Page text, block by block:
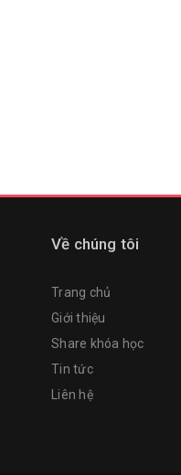
Về chúng tôi
Trang chủ
Giới thiệu
Share khóa học
Tin tức
Liên hệ